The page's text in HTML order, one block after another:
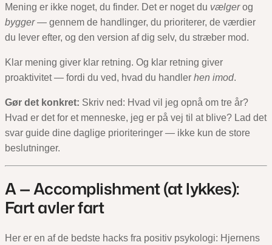
Mening er ikke noget, du finder. Det er noget du vælgerog
bygger— gennem de handlinger, du prioriterer, de værdier
du lever efter, og den version af dig selv, du stræber mod.
Klar mening giver klar retning. Og klar retning giver
proaktivitet — fordi du ved, hvad du handler hen imod.
Gør det konkret: Skriv ned: Hvad vil jeg opnå om tre år?
Hvad er det for et menneske, jeg er på vej til at blive? Lad det
svar guide dine daglige prioriteringer — ikke kun de store
beslutninger.
A — Accomplishment (at lykkes):
Fart avler fart
Her er en af de bedste hacks fra positiv psykologi: Hjernens